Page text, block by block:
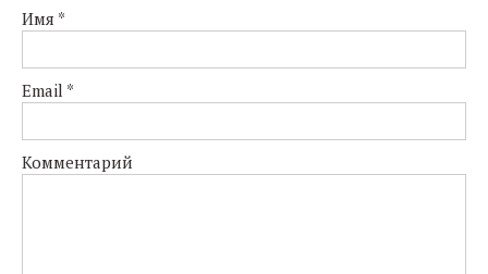
Имя *
Email *
Комментарий